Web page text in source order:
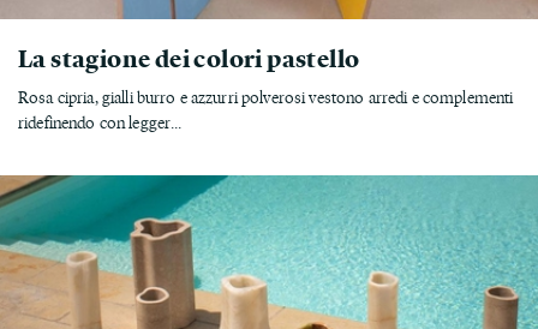
La stagione dei colori pastello
Rosa cipria, gialli burro e azzurri polverosi vestono arredi e complementi
ridefinendo con legger...